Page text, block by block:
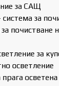
за САЩ
за
почистване
за
осветление
осветена